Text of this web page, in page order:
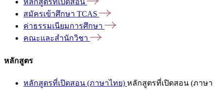
หลักสูตรที่เปิดสอน
สมัครเข้าศึกษา TCAS
ค่าธรรมเนียมการศึกษา
คณะและสำนักวิชา
หลักสูตร
หลักสูตรที่เปิดสอน (ภาษาไทย) หลักสูตรที่เปิดสอน (ภาษา